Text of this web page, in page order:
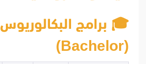
🎓 برامج البكالوريوس
(Bachelor)